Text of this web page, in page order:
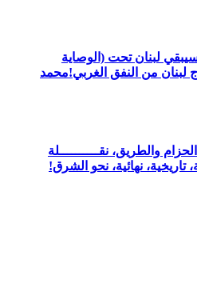
لبنان تحت (الوصاية
لبنان من النفق الغربي!محمد
والطريق، نقــــــــــلة
تاريخية، نهائية، نحو الشرق!